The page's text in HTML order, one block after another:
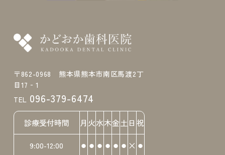
〒862-0968 熊本県熊本市南区馬渡2丁
目17‐1
TEL 096-379-6474
診療受付時間 月 火水木金土 日 祝
9:00-12:00 ⚫︎ ⚫︎ ⚫︎ ⚫︎ ⚫︎ ⚫︎ × ⚫︎